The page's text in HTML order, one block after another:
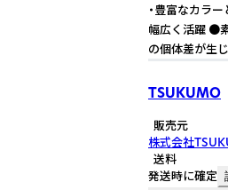
・豊富なカラ
幅広く活躍 ●
の個体差が生
TSUKUMO
販売元
株式会社
送料
発送時に確定